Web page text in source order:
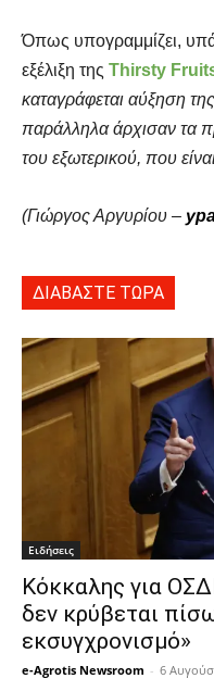
Όπως υπογραμμίζει,
εξέλιξη της Thirsty
καταγράφεται αύξηση
παράλληλα άρχισαν τα
του εξωτερικού, που
(Γιώργος Αργυρίου –
ΔΙΑΒΑΣΤΕ ΤΩΡΑ
Ειδήσεις
Κόκκαλης για
δεν κρύβεται
εκσυγχρονισμό»
e-Agrotis Newsroom - 6